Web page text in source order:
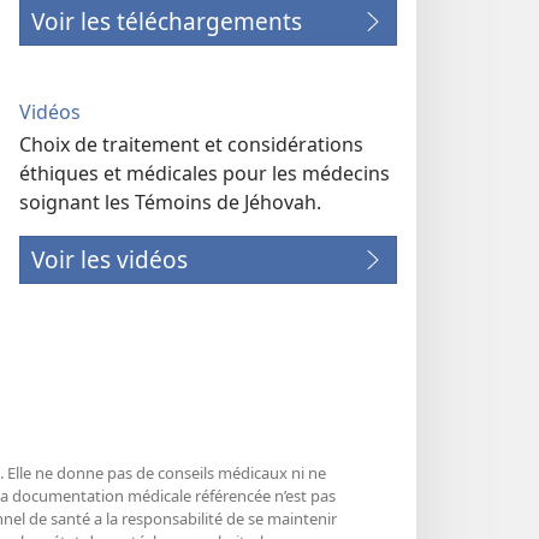
Voir les téléchargements
Vidéos
Choix de traitement et considérations
éthiques et médicales pour les médecins
soignant les Témoins de Jéhovah.
Voir les vidéos
ne donne pas de conseils médicaux ni ne
médicale référencée n’est pas
de santé a la responsabilité de se maintenir